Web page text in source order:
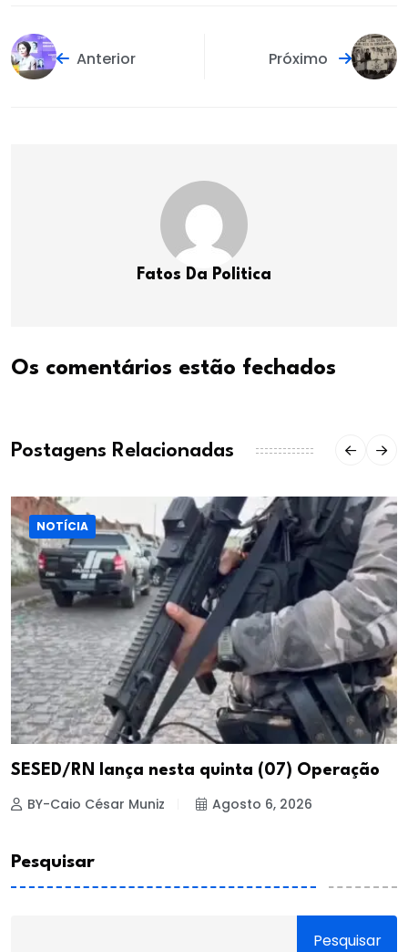
Anterior Próximo
Fatos Da Politica
Os comentários estão fechados
Postagens Relacionadas
NOTÍCIA
SESED/RN lança nesta quinta (07) Operação
BY-Caio César Muniz Agosto 6, 2026
Pesquisar
Pesquisar